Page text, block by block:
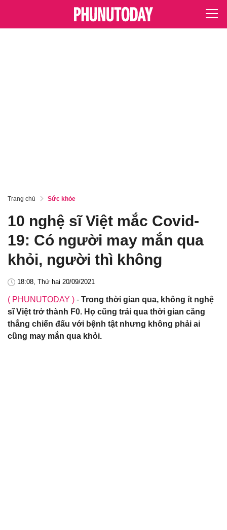
Trang chủ Sức khỏe
10 nghệ sĩ Việt mắc Covid-
19: Có người may mắn qua
khỏi, người thì không
18:08, Thứ hai 20/09/2021
( PHUNUTODAY ) - Trong thời gian qua, không ít nghệ
sĩ Việt trở thành F0. Họ cũng trải qua thời gian căng
thẳng chiến đấu với bệnh tật nhưng không phải ai
cũng may mắn qua khỏi.